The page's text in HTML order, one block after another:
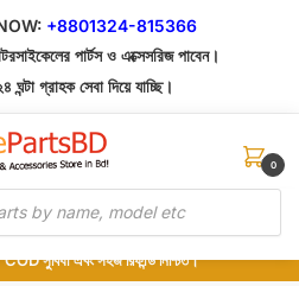
+8801324-815366
পার্টস ও এক্সেসরিজ পাবেন।
গ্রাহক সেবা দিয়ে যাচ্ছি।
0
সংগ্রহ এবং শুধুমাত্র কুরিয়ার সার্ভিসে ডেলিভারি।
হলে Cash on Delivery দিন, না হলে ৫ মিনিটে ১৯৯
COD সুবিধা এবং সহজ রিফান্ড নিশ্চিত।